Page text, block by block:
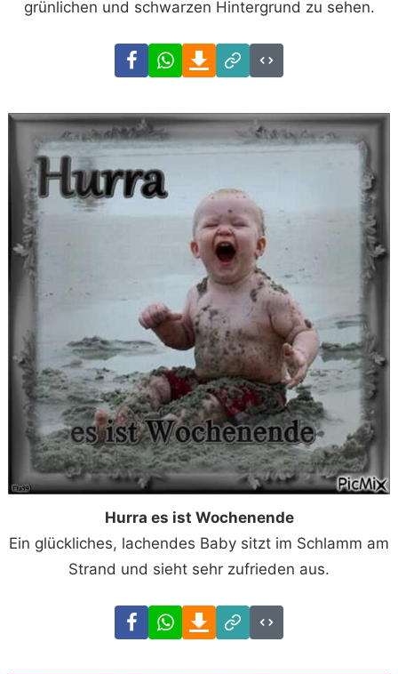
grünlichen und schwarzen Hintergrund zu sehen.
FacebookWhatsAppDownload
Link
Code
Hurra es ist Wochenende
Ein glückliches, lachendes Baby sitzt im Schlamm am
Strand und sieht sehr zufrieden aus.
FacebookWhatsAppDownload
Link
Code